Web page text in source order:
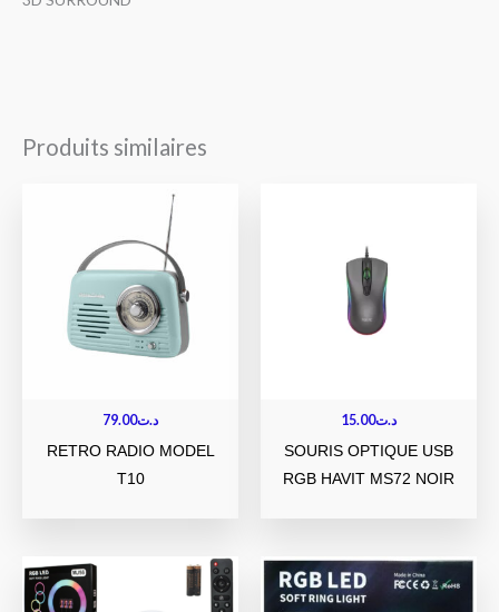
Produits similaires
د.ت79.00
RETRO RADIO MODEL
T10
د.ت15.00
SOURIS OPTIQUE USB
RGB HAVIT MS72 NOIR